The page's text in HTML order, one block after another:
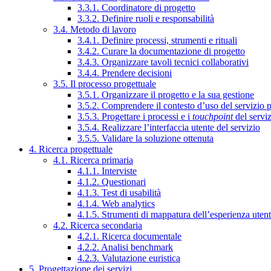
3.3.1. Coordinatore di progetto
3.3.2. Definire ruoli e responsabilità
3.4. Metodo di lavoro
3.4.1. Definire processi, strumenti e rituali
3.4.2. Curare la documentazione di progetto
3.4.3. Organizzare tavoli tecnici collaborativi
3.4.4. Prendere decisioni
3.5. Il processo progettuale
3.5.1. Organizzare il progetto e la sua gestione
3.5.2. Comprendere il contesto d’uso del servizio
3.5.3. Progettare i processi e i touchpointdel
3.5.4. Realizzare l’interfaccia utente del servizio
3.5.5. Validare la soluzione ottenuta
4. Ricerca progettuale
4.1. Ricerca primaria
4.1.1. Interviste
4.1.2. Questionari
4.1.3. Test di usabilità
4.1.4. Web analytics
4.1.5. Strumenti di mappatura dell’esperienza
4.2. Ricerca secondaria
4.2.1. Ricerca documentale
4.2.2. Analisi benchmark
4.2.3. Valutazione euristica
5. Progettazione dei servizi